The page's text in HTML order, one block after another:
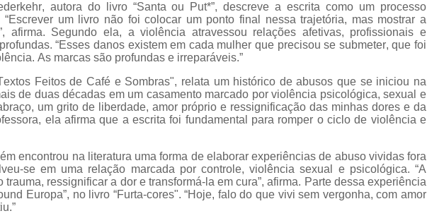
autora do livro “Santa ou Put*”, descreve a escrita como um processo
um livro não foi colocar um ponto final nessa trajetória, mas mostrar a
afirma. Segundo ela, a violência atravessou relações afetivas, profissionais e
“Esses danos existem em cada mulher que precisou se submeter, que foi
As marcas são profundas e irreparáveis.”
Feitos de Café e Sombras", relata um histórico de abusos que se iniciou na
de duas décadas em um casamento marcado por violência psicológica, sexual e
um grito de liberdade, amor próprio e ressignificação das minhas dores e da
ela afirma que a escrita foi fundamental para romper o ciclo de violência e
encontrou na literatura uma forma de elaborar experiências de abuso vividas fora
se em uma relação marcada por controle, violência sexual e psicológica. “A
ressignificar a dor e transformá-la em cura”, afirma. Parte dessa experiência
Europa”, no livro “Furta-cores". “Hoje, falo do que vivi sem vergonha, com amor